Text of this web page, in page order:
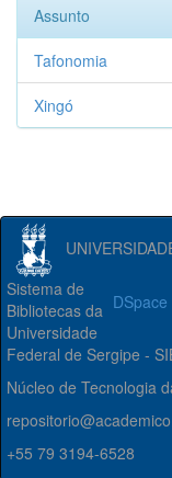
Assunto
Tafonomia
Xingó
Sistema de
Bibliotecas da
Universidade
Federal de Sergipe -
Núcleo de Tecnologia
+55 79 3194-6528